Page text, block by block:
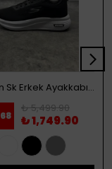
Go Run Sk Erkek Ayakkabı - Siyah
68
₺ 5,499.90
₺ 1,749.90